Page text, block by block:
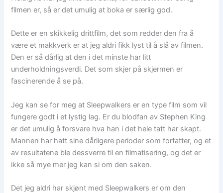
filmen er, så er det umulig at boka er særlig god.
Dette er en skikkelig drittfilm, det som redder den fra å
være et makkverk er at jeg aldri fikk lyst til å slå av filmen.
Den er så dårlig at den i det minste har litt
underholdningsverdi. Det som skjer på skjermen er
fascinerende å se på.
Jeg kan se for meg at Sleepwalkers er en type film som vil
fungere godt i et lystig lag. Er du blodfan av Stephen King
er det umulig å forsvare hva han i det hele tatt har skapt.
Mannen har hatt sine dårligere perioder som forfatter, og et
av resultatene ble dessverre til en filmatisering, og det er
ikke så mye mer jeg kan si om den saken.
Det jeg aldri har skjønt med Sleepwalkers er om den